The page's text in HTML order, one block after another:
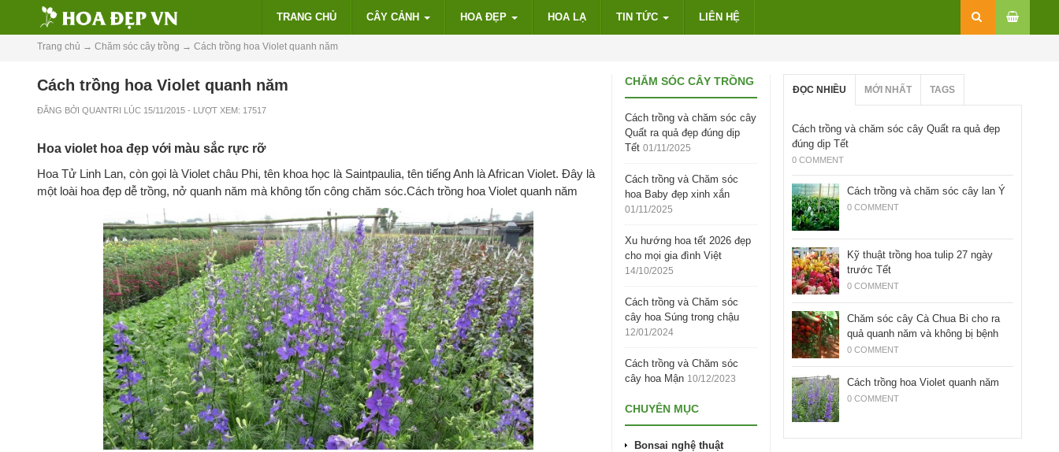
TRANG CHỦ CÂY CẢNH HOA ĐẸP HOA LẠ TIN TỨC LIÊN HỆ
Trang chủ → Chăm sóc cây trồng → Cách trồng hoa Violet quanh năm
Cách trồng hoa Violet quanh năm
ĐĂNG BỞI QUANTRI LÚC 15/11/2015 - LƯỢT XEM: 17517
Hoa violet hoa đẹp với màu sắc rực rỡ
Hoa Tử Linh Lan, còn gọi là Violet châu Phi, tên khoa học là Saintpaulia, tên tiếng Anh là African Violet. Đây là
một loài hoa đẹp dễ trồng, nở quanh năm mà không tốn công chăm sóc.Cách trồng hoa Violet quanh năm
CHĂM SÓC CÂY TRỒNG
Cách trồng và chăm sóc cây
Quất ra quả đẹp đúng dịp
Tết 01/11/2025
Cách trồng và Chăm sóc
hoa Baby đẹp xinh xắn
01/11/2025
Xu hướng hoa tết 2026 đẹp
cho mọi gia đình Việt
14/10/2025
Cách trồng và Chăm sóc
cây hoa Súng trong chậu
12/01/2024
Cách trồng và Chăm sóc
cây hoa Mận 10/12/2023
CHUYÊN MỤC
Bonsai nghệ thuật
ĐỌC NHIỀU MỚI NHẤT TAGS
Cách trồng và chăm sóc cây Quất ra quả đẹp
đúng dịp Tết
0 COMMENT
Cách trồng và chăm sóc cây lan Ý
0 COMMENT
Kỹ thuật trồng hoa tulip 27 ngày
trước Tết
0 COMMENT
Chăm sóc cây Cà Chua Bi cho ra
quả quanh năm và không bị bệnh
0 COMMENT
Cách trồng hoa Violet quanh năm
0 COMMENT